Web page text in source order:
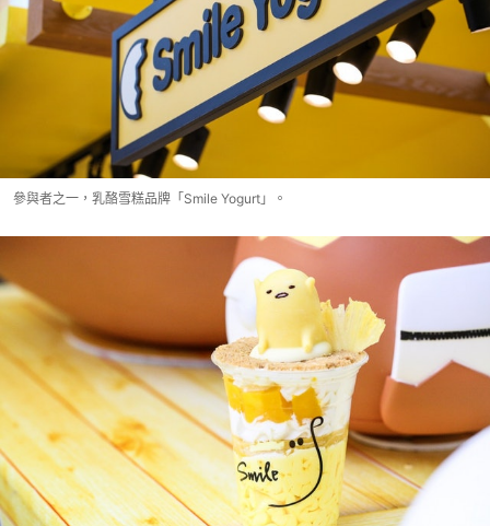
參與者之一，乳酪雪糕品牌「Smile Yogurt」。